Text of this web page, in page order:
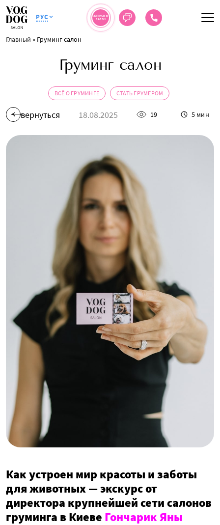
РУС
ЗАПИСЬ В
САЛОН
Главный » Груминг салон
Груминг салон
ВСЁ О ГРУМИНГЕ СТАТЬ ГРУМЕРОМ
вернуться 18.08.2025 19 5 мин
Как устроен мир красоты и заботы
для животных — экскурс от
директора крупнейшей сети салонов
груминга в Киеве Гончарик Яны